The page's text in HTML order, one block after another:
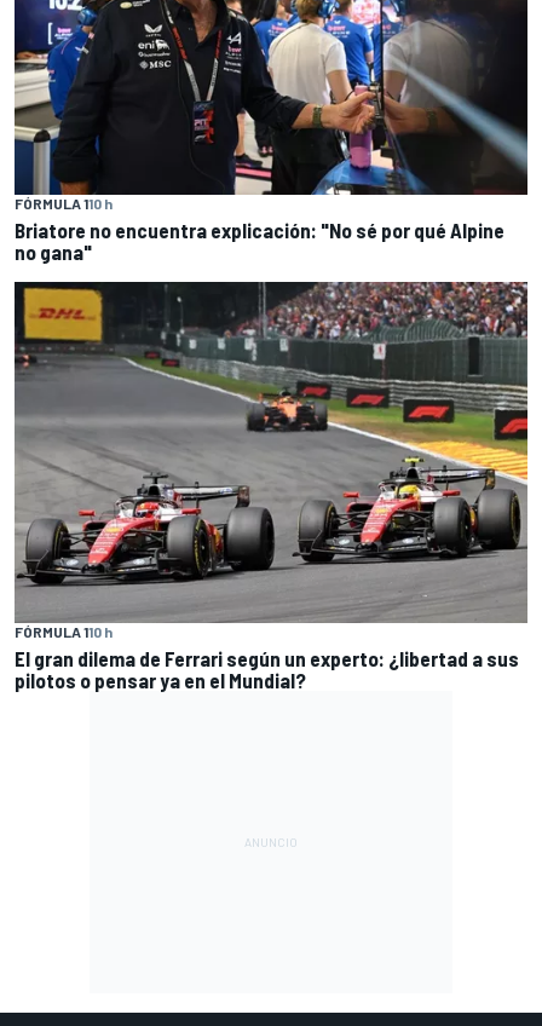
FÓRMULA 110 h
Briatore no encuentra explicación: "No sé por qué Alpine
no gana"
FÓRMULA 110 h
El gran dilema de Ferrari según un experto: ¿libertad a sus
pilotos o pensar ya en el Mundial?